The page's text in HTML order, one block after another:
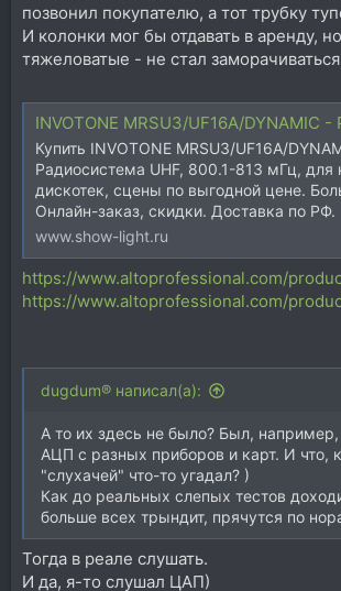
позвонил покупателю, а тот трубку
И колонки мог бы отдавать в аренду,
тяжеловатые - не стал
INVOTONE MRSU3/UF16A/DYNAMIC - Радиосистема
Купить INVOTONE MRSU3/UF16A/
Радиосистема UHF, 800.1-813 мГц, для
дискотек, сцены по выгодной цене.
Онлайн-заказ, скидки. Доставка по РФ.
www.show-light.ru
https://www.altoprofessional.com/
https://www.altoprofessional.com/
dugdum® написал(а):
А то их здесь не было? Был,
АЦП с разных приборов и карт. И что,
"слухачей" что-то угадал? )
Как до реальных слепых тестов
больше всех трындит, прячутся по
Тогда в реале слушать.
И да, я-то слушал ЦАП)